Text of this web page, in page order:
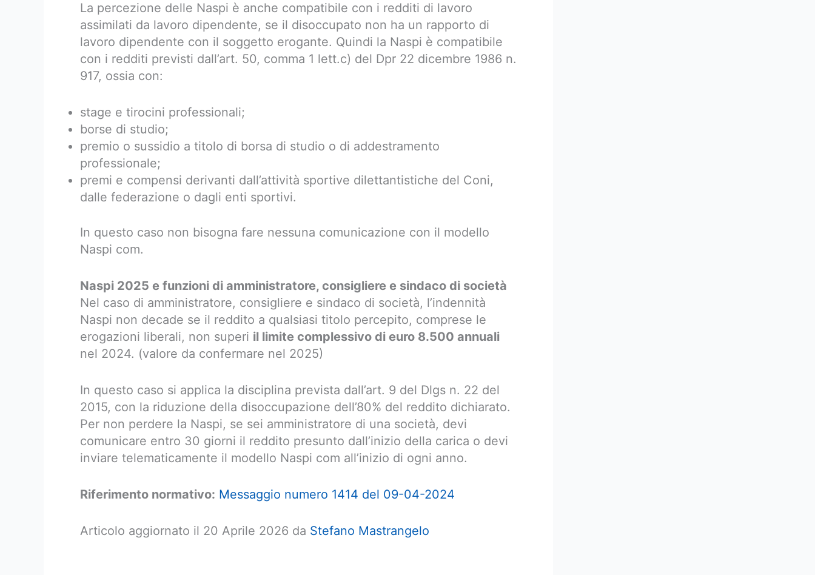
La percezione delle Naspi è anche compatibile con i redditi di lavoro
assimilati da lavoro dipendente, se il disoccupato non ha un rapporto di
lavoro dipendente con il soggetto erogante. Quindi la Naspi è compatibile
con i redditi previsti dall’art. 50, comma 1 lett.c) del Dpr 22 dicembre 1986 n.
917, ossia con:
stage e tirocini professionali;
borse di studio;
premio o sussidio a titolo di borsa di studio o di addestramento
professionale;
premi e compensi derivanti dall’attività sportive dilettantistiche del Coni,
dalle federazione o dagli enti sportivi.
In questo caso non bisogna fare nessuna comunicazione con il modello
Naspi com.
Naspi 2025 e funzioni di amministratore, consigliere e sindaco di società
Nel caso di amministratore, consigliere e sindaco di società, l’indennità
Naspi non decade se il reddito a qualsiasi titolo percepito, comprese le
erogazioni liberali, non superi il limite complessivo di euro 8.500 annuali
nel 2024. (valore da confermare nel 2025)
In questo caso si applica la disciplina prevista dall’art. 9 del Dlgs n. 22 del
2015, con la riduzione della disoccupazione dell’80% del reddito dichiarato.
Per non perdere la Naspi, se sei amministratore di una società, devi
comunicare entro 30 giorni il reddito presunto dall’inizio della carica o devi
inviare telematicamente il modello Naspi com all’inizio di ogni anno.
Riferimento normativo: Messaggio numero 1414 del 09-04-2024
Articolo aggiornato il 20 Aprile 2026 da Stefano Mastrangelo